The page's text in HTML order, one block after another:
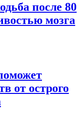
после 80
мозга
от острого